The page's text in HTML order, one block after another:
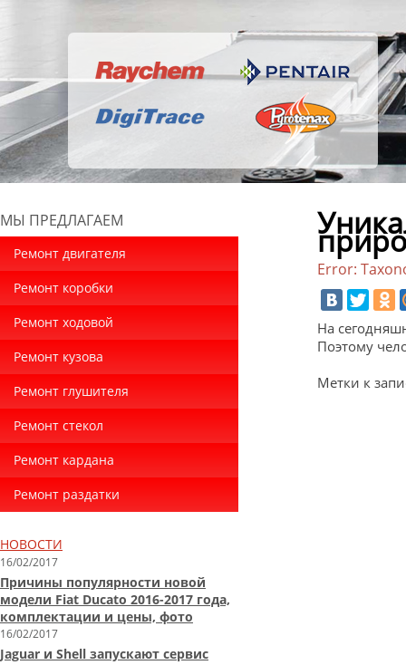
МЫ ПРЕДЛАГАЕМ
Ремонт двигателя
Ремонт коробки
Ремонт ходовой
Ремонт кузова
Ремонт глушителя
Ремонт стекол
Ремонт кардана
Ремонт раздатки
НОВОСТИ
16/02/2017
Причины популярности новой
модели Fiat Ducato 2016-2017 года,
комплектации и цены, фото
16/02/2017
Jaguar и Shell запускают сервис
Error:
На
Поэтому
Метки к